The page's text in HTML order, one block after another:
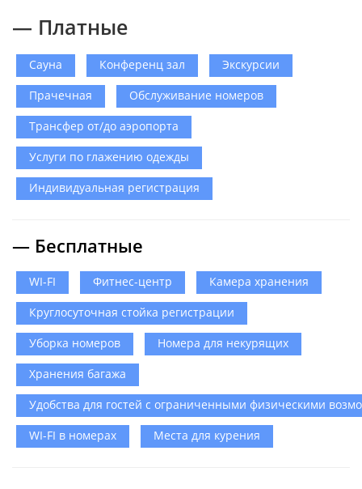
— Платные
Сауна Конференц зал
Экскурсии
Прачечная
Обслуживание номеров
Трансфер от/до аэропорта
Услуги по глажению одежды
Индивидуальная регистрация
— Бесплатные
WI-FI Фитнес-центр
Камера хранения
Круглосуточная стойка регистрации
Уборка номеров
Номера для некурящих
Хранения багажа
Удобства для гостей с ограниченными физическими
WI-FI в номерах
Места для курения